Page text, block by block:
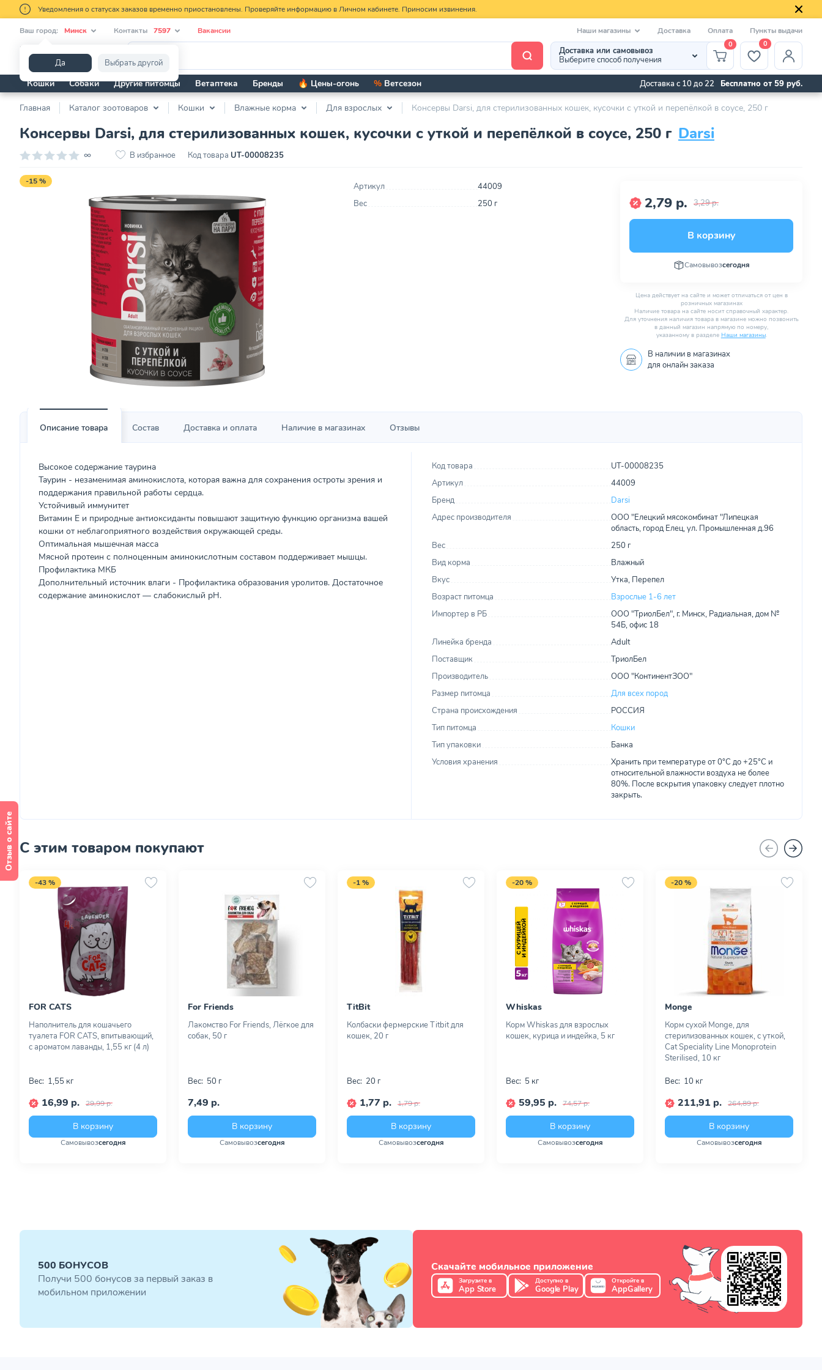
Уведомления о статусах заказов временно приостановлены. Проверяйте информацию в Личном кабинете. Приносим извинения.
Ваш город: Минск
Да Выбрать другой
Контакты 7597 Вакансии Наши магазины Доставка Оплата Пункты выдачи
Доставка или самовывоз
Выберите способ получения
0 0
Кошки Собаки Другие питомцы Ветаптека Бренды 🔥 Цены-огонь % Ветсезон Доставка с 10 до 22 Бесплатно от 59 руб.
Главная Каталог зоотоваров Кошки Влажные корма Для взрослых Консервы Darsi, для стерилизованных кошек, кусочки с уткой и перепёлкой в соусе, 250 г
Консервы Darsi, для стерилизованных кошек, кусочки с уткой и перепёлкой в соусе, 250 г Darsi
∞ В избранное Код товара UT-00008235
-15 % Артикул
44009
Вес
250 г 2,79 р. 3,29 р.
В корзину
Самовывозсегодня
Цена действует на сайте и может отличаться от цен в
розничных магазинах
Наличие товара на сайте носит справочный характер.
Для уточнения наличия товара в магазине можно позвонить
в данный магазин напрямую по номеру,
указанному в разделе Наши магазины.
В наличии в магазинах
для онлайн заказа
Описание товара Состав Доставка и оплата Наличие в магазинах Отзывы
Высокое содержание таурина
Таурин - незаменимая аминокислота, которая важна для сохранения остроты зрения и
поддержания правильной работы сердца.
Устойчивый иммунитет
Витамин Е и природные антиоксиданты повышают защитную функцию организма вашей
кошки от неблагоприятного воздействия окружающей среды.
Оптимальная мышечная масса
Мясной протеин с полноценным аминокислотным составом поддерживает мышцы.
Профилактика МКБ
Дополнительный источник влаги - Профилактика образования уролитов. Достаточное
содержание аминокислот — слабокислый рН.
Код товара
UT-00008235
Артикул
44009
Бренд
Darsi
Адрес производителя
ООО "Елецкий мясокомбинат "Липецкая
область, город Елец, ул. Промышленная д.96
Вес
250 г
Вид корма
Влажный
Вкус
Утка, Перепел
Возраст питомца
Взрослые 1-6 лет
Импортер в РБ
ООО "ТриолБел", г. Минск, Радиальная, дом №
54Б, офис 18
Линейка бренда
Adult
Поставщик
ТриолБел
Производитель
ООО "КонтинентЗОО"
Размер питомца
Для всех пород
Страна происхождения
РОССИЯ
Тип питомца
Кошки
Тип упаковки
Банка
Условия хранения
Хранить при температуре от 0°С до +25°С и
относительной влажности воздуха не более
80%. После вскрытия упаковку следует плотно
закрыть.
С этим товаром покупают
-43 %
FOR CATS
Наполнитель для кошачьего
туалета FOR CATS, впитывающий,
с ароматом лаванды, 1,55 кг (4 л)
Вес: 1,55 кг
16,99 р. 29,99 р.
В корзину
Самовывозсегодня
For Friends
Лакомство For Friends, Лёгкое для
собак, 50 г
Вес: 50 г
7,49 р.
В корзину
Самовывозсегодня
-1 %
TitBit
Колбаски фермерские Titbit для
кошек, 20 г
Вес: 20 г
1,77 р. 1,79 р.
В корзину
Самовывозсегодня
-20 %
Whiskas
Корм Whiskas для взрослых
кошек, курица и индейка, 5 кг
Вес: 5 кг
59,95 р. 74,57 р.
В корзину
Самовывозсегодня
-20 %
Monge
Корм сухой Monge, для
стерилизованных кошек, с уткой,
Cat Speciality Line Monoprotein
Sterilised, 10 кг
Вес: 10 кг
211,91 р. 264,89 р.
В корзину
Самовывозсегодня
500 БОНУСОВ
Получи 500 бонусов за первый заказ в
мобильном приложении
Скачайте мобильное приложение
Загрузите в
App Store
Доступно в
Google Play
Откройте в
AppGallery
Отзыв о сайте